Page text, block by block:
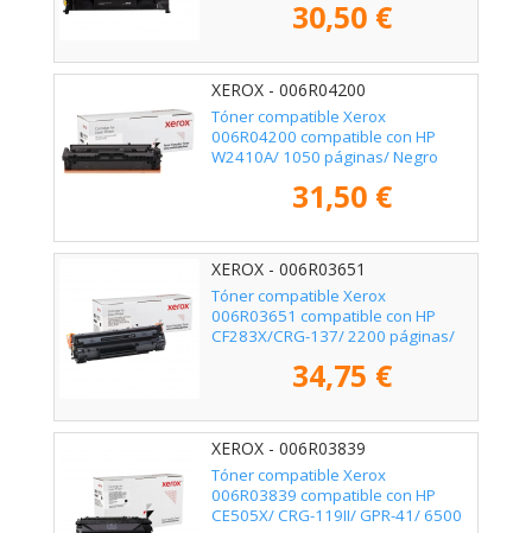
30,50 €
XEROX - 006R04200
Tóner compatible Xerox
006R04200 compatible con HP
W2410A/ 1050 páginas/ Negro
31,50 €
XEROX - 006R03651
Tóner compatible Xerox
006R03651 compatible con HP
CF283X/CRG-137/ 2200 páginas/
34,75 €
XEROX - 006R03839
Tóner compatible Xerox
006R03839 compatible con HP
CE505X/ CRG-119II/ GPR-41/ 6500